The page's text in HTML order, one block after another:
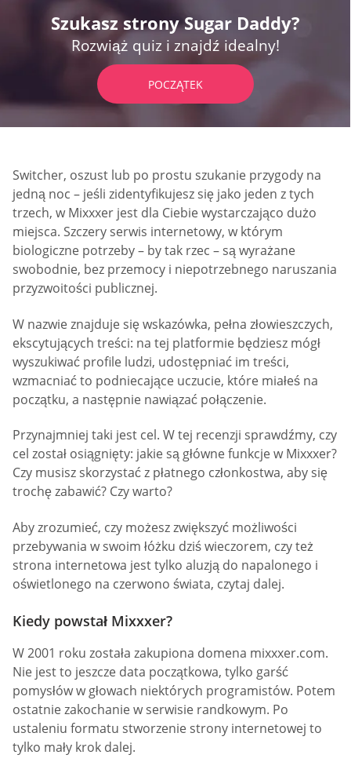
Szukasz strony Sugar Daddy?
Rozwiąż quiz i znajdź idealny!
POCZĄTEK
Switcher, oszust lub po prostu szukanie przygody na
jedną noc – jeśli zidentyfikujesz się jako jeden z tych
trzech, w Mixxxer jest dla Ciebie wystarczająco dużo
miejsca. Szczery serwis internetowy, w którym
biologiczne potrzeby – by tak rzec – są wyrażane
swobodnie, bez przemocy i niepotrzebnego naruszania
przyzwoitości publicznej.
W nazwie znajduje się wskazówka, pełna złowieszczych,
ekscytujących treści: na tej platformie będziesz mógł
wyszukiwać profile ludzi, udostępniać im treści,
wzmacniać to podniecające uczucie, które miałeś na
początku, a następnie nawiązać połączenie.
Przynajmniej taki jest cel. W tej recenzji sprawdźmy, czy
cel został osiągnięty: jakie są główne funkcje w Mixxxer?
Czy musisz skorzystać z płatnego członkostwa, aby się
trochę zabawić? Czy warto?
Aby zrozumieć, czy możesz zwiększyć możliwości
przebywania w swoim łóżku dziś wieczorem, czy też
strona internetowa jest tylko aluzją do napalonego i
oświetlonego na czerwono świata, czytaj dalej.
Kiedy powstał Mixxxer?
W 2001 roku została zakupiona domena mixxxer.com.
Nie jest to jeszcze data początkowa, tylko garść
pomysłów w głowach niektórych programistów. Potem
ostatnie zakochanie w serwisie randkowym. Po
ustaleniu formatu stworzenie strony internetowej to
tylko mały krok dalej.